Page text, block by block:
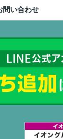
問い合わせ